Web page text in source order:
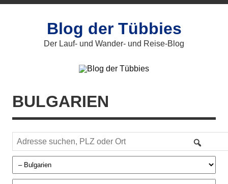
Zum
Blog der Tübbies
Der Lauf- und Wander- und Reise-Blog
BULGARIEN